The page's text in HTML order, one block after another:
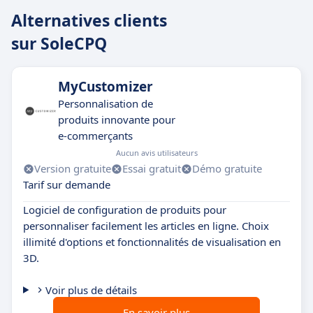
Alternatives clients
sur SoleCPQ
MyCustomizer
Personnalisation de
produits innovante pour
e-commerçants
Aucun avis utilisateurs
Version gratuite Essai gratuit
Démo gratuite
Tarif sur demande
Logiciel de configuration de produits pour
personnaliser facilement les articles en ligne. Choix
illimité d'options et fonctionnalités de visualisation en
3D.
Voir plus de détails